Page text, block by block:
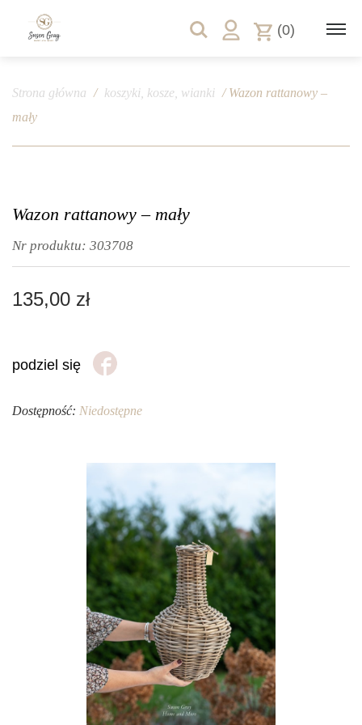
(0)
Strona główna / koszyki, kosze, wianki / Wazon rattanowy –
mały
Wazon rattanowy – mały
Nr produktu: 303708
135,00 zł
podziel się
Dostępność: Niedostępne